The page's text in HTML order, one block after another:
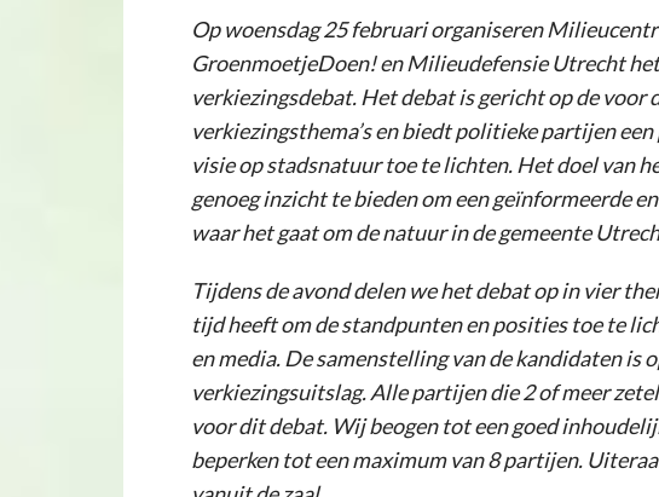
Op woensdag 25 februari organiseren
GroenmoetjeDoen! en Milieudefensie Utrecht
verkiezingsdebat. Het debat is gericht op de voor
verkiezingsthema’s en biedt politieke partijen
visie op stadsnatuur toe te lichten. Het doel van
genoeg inzicht te bieden om een geïnformeerde
waar het gaat om de natuur in de gemeente
Tijdens de avond delen we het debat op in vier
tijd heeft om de standpunten en posities toe te
en media. De samenstelling van de kandidaten is
verkiezingsuitslag. Alle partijen die 2 of meer
voor dit debat. Wij beogen tot een goed
beperken tot een maximum van 8 partijen.